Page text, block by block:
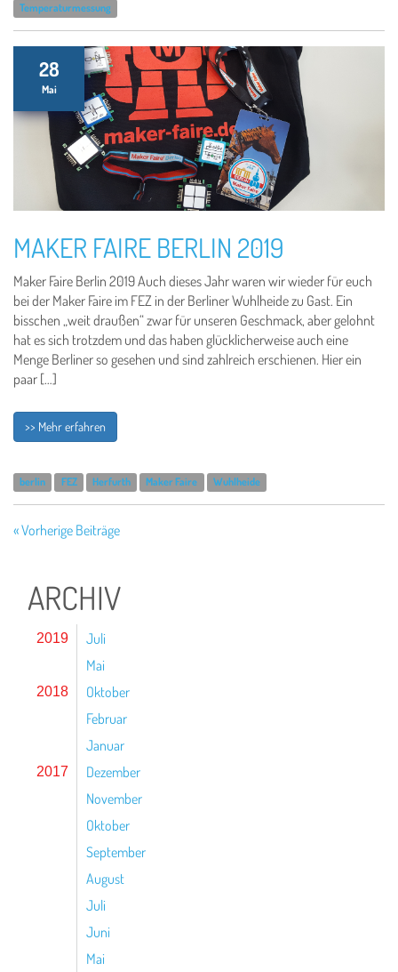
Temperaturmessung
28
Mai
MAKER FAIRE BERLIN 2019
Maker Faire Berlin 2019 Auch dieses Jahr waren wir wieder für euch
bei der Maker Faire im FEZ in der Berliner Wuhlheide zu Gast. Ein
bisschen „weit draußen“ zwar für unseren Geschmack, aber gelohnt
hat es sich trotzdem und das haben glücklicherweise auch eine
Menge Berliner so gesehen und sind zahlreich erschienen. Hier ein
paar […]
>> Mehr erfahren
berlin FEZ Herfurth Maker Faire Wuhlheide
« Vorherige Beiträge
ARCHIV
2019
Juli
Mai
2018
Oktober
Februar
Januar
2017
Dezember
November
Oktober
September
August
Juli
Juni
Mai